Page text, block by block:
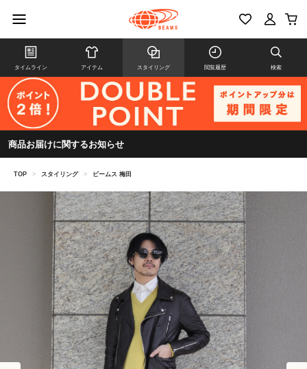
タイムライン アイテム スタイリング 閲覧履歴 検索
商品お届けに関するお知らせ
TOP > スタイリング > ビームス 梅田